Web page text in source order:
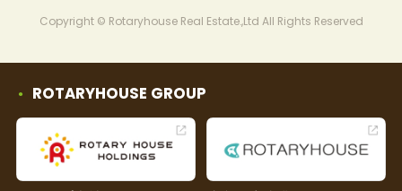
Copyright © Rotaryhouse Real Estate.,Ltd All Rights Reserved
ROTARYHOUSE GROUP